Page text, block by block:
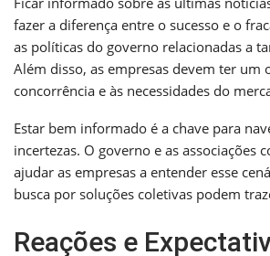
fazer a diferença entre o sucesso e o
as políticas do governo relacionadas a
Além disso, as empresas devem ter um
concorrência e às necessidades do
Estar bem informado é a chave para
incertezas. O governo e as associações
ajudar as empresas a entender esse
busca por soluções coletivas podem
Reações e